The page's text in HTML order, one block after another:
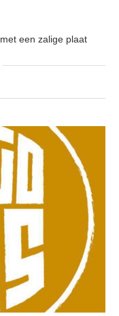
een zalige plaat